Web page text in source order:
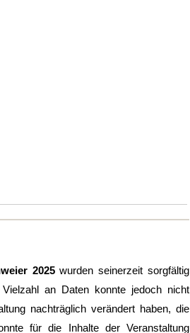
2025wurden seinerzeit sorgfältig
an Daten konnte jedoch nicht
nachträglich verändert haben, die
für die Inhalte der Veranstaltung